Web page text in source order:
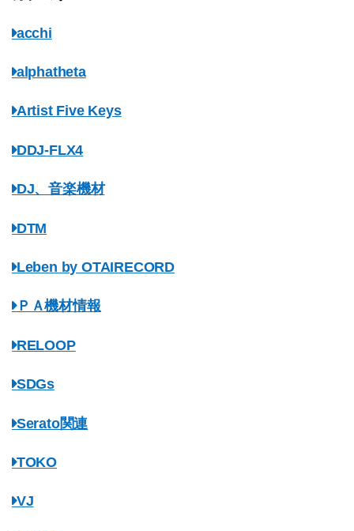
acchi
alphatheta
Artist Five Keys
DDJ-FLX4
DJ、音楽機材
DTM
Leben by OTAIRECORD
ＰＡ機材情報
RELOOP
SDGs
Serato関連
TOKO
VJ